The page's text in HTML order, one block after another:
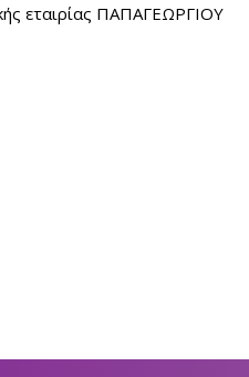
εταιρίας ΠΑΠΑΓΕΩΡΓΙΟΥ